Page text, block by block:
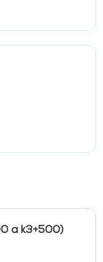
a k3+500)